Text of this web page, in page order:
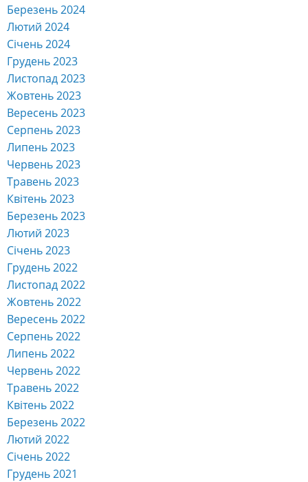
Березень 2024
Лютий 2024
Січень 2024
Грудень 2023
Листопад 2023
Жовтень 2023
Вересень 2023
Серпень 2023
Липень 2023
Червень 2023
Травень 2023
Квітень 2023
Березень 2023
Лютий 2023
Січень 2023
Грудень 2022
Листопад 2022
Жовтень 2022
Вересень 2022
Серпень 2022
Липень 2022
Червень 2022
Травень 2022
Квітень 2022
Березень 2022
Лютий 2022
Січень 2022
Грудень 2021